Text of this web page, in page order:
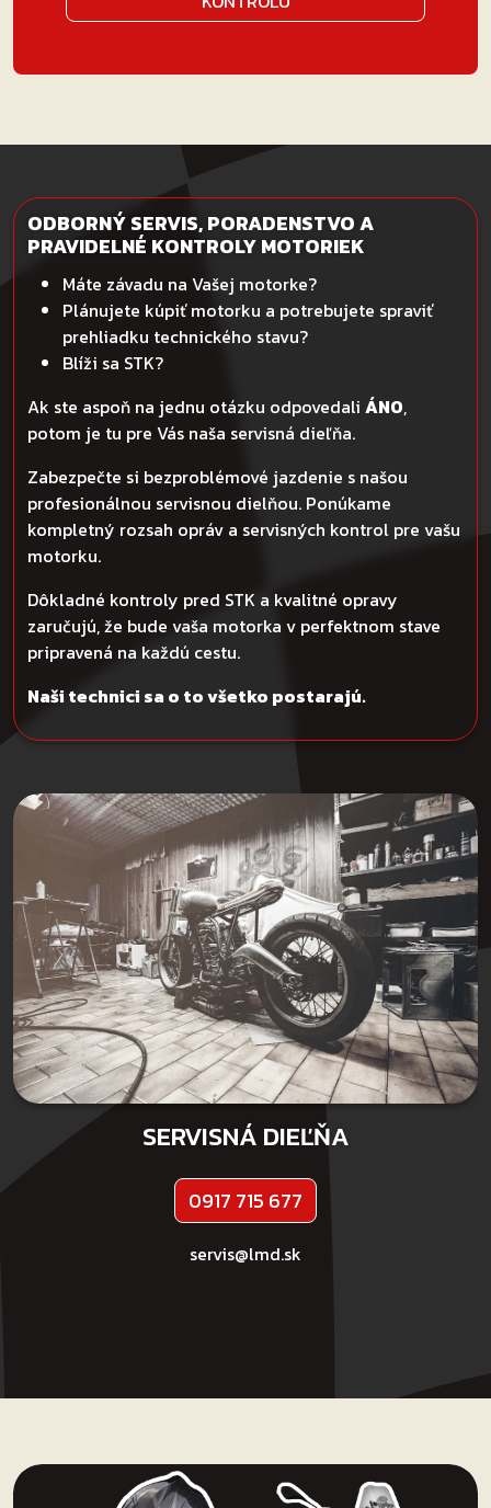
ODBORNÝ SERVIS, PORADENSTVO A
PRAVIDELNÉ KONTROLY MOTORIEK
Máte závadu na Vašej motorke?
Plánujete kúpiť motorku a potrebujete spraviť
prehliadku technického stavu?
Blíži sa STK?
Ak ste aspoň na jednu otázku odpovedali ÁNO,
potom je tu pre Vás naša servisná dieľňa.
Zabezpečte si bezproblémové jazdenie s našou
profesionálnou servisnou dielňou. Ponúkame
kompletný rozsah opráv a servisných kontrol pre vašu
motorku.
Dôkladné kontroly pred STK a kvalitné opravy
zaručujú, že bude vaša motorka v perfektnom stave
pripravená na každú cestu.
Naši technici sa o to všetko postarajú.
SERVISNÁ DIEĽŇA
0917 715 677
servis@lmd.sk